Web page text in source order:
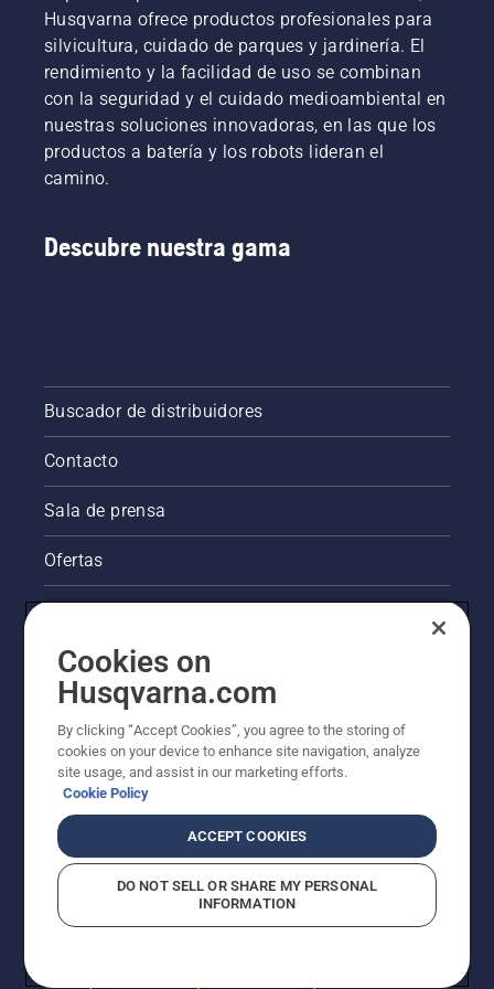
ciudades
en más
de
60 países
por todo
el
planeta.
Husqvarna ofrece productos profesionales para
silvicultura, cuidado de parques y jardinería. El
rendimiento y la facilidad de uso se combinan
con la seguridad y el cuidado medioambiental en
nuestras soluciones innovadoras, en las que los
productos a batería y los robots lideran el
camino.
Descubre nuestra gama
Buscador de distribuidores
Contacto
Sala de prensa
Ofertas
Otros sitios de Husqvarna
La visión de Husqvarna sobre la sostenibilidad
Cookies on
Husqvarna.com
By clicking “Accept Cookies”, you agree to the storing of
cookies on your device to enhance site navigation, analyze
site usage, and assist in our marketing efforts.
Cookie Policy
ACCEPT COOKIES
DO NOT SELL OR SHARE MY PERSONAL
INFORMATION